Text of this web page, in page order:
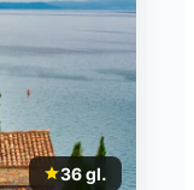
36 gl.